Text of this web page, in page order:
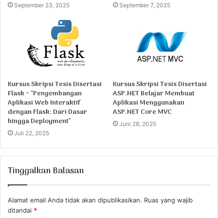
September 23, 2025 September 7, 2025
Kursus Skripsi Tesis Disertasi
Flask ~ “Pengembangan
Aplikasi Web Interaktif
dengan Flask: Dari Dasar
hingga Deployment”
Juli 22, 2025
Kursus Skripsi Tesis Disertasi
ASP.NET Belajar Membuat
Aplikasi Menggunakan
ASP.NET Core MVC
Juni 28, 2025
Tinggalkan Balasan
Alamat email Anda tidak akan dipublikasikan. Ruas yang wajib
ditandai *